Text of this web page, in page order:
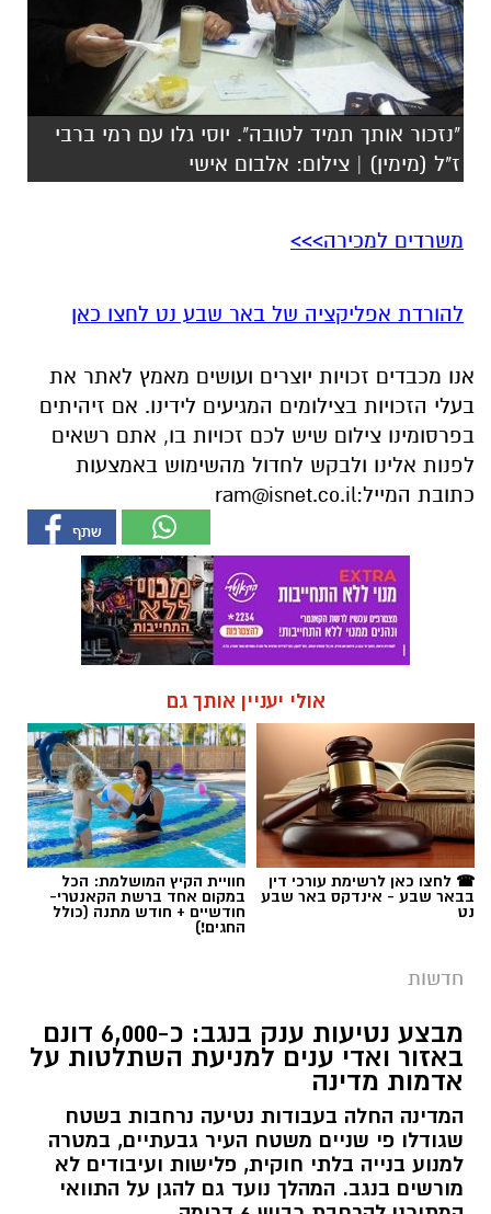
"נזכור אותך תמיד לטובה". יוסי גלו עם רמי ברבי
ז"ל (מימין) | צילום: אלבום אישי
משרדים למכירה>>>
בפרסומינו צילום שיש לכם זכויות בו, אתם רשאים
כתובת המייל:ram@isnet.co.il
אולי יעניין אותך גם
☎ לחצו כאן לרשימת עורכי דין
בבאר שבע - אינדקס באר שבע
נט
חוויית הקיץ המושלמת: הכל
במקום אחד ברשת הקאנטרי-
חודשיים + חודש מתנה (כולל
החגים!)
חדשות
מבצע נטיעות ענק בנגב: כ-6,000 דונם
אדמות מדינה
שגודלו פי שניים משטח העיר גבעתיים, במטרה
למנוע בנייה בלתי חוקית, פלישות ועיבודים לא
מורשים בנגב. המהלך נועד גם להגן על התוואי
המתוכנן להרחבת כביש 6 דרומה.
רותם שרון / 11:32 08.08.26 קרא עוד